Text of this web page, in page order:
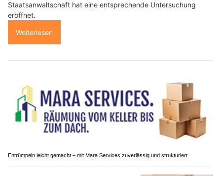
Staatsanwaltschaft hat eine entsprechende Untersuchung
eröffnet.
Weiterlesen
Entrümpeln leicht gemacht – mit Mara Services zuverlässig und strukturiert